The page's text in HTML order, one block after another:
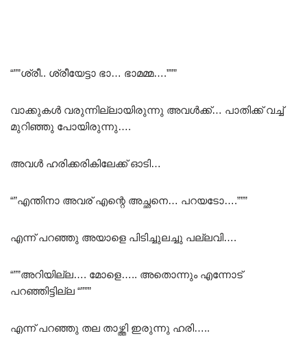
“””ശ്രീ.. ശ്രീയേട്ടാ ഭാ… ഭാമമ്മ….”””
വാക്കുകൾ വരുന്നില്ലായിരുന്നു അവൾക്ക്… പാതിക്ക് വച്ച്
മുറിഞ്ഞു പോയിരുന്നു….
അവൾ ഹരിക്കരികിലേക്ക് ഓടി…
“”എന്തിനാ അവര് എന്റെ അച്ഛനെ… പറയടോ….”””
എന്ന് പറഞ്ഞു അയാളെ പിടിച്ചുലച്ചു പല്ലവി….
“””അറിയില്ല…. മോളെ….. അതൊന്നും എന്നോട്
പറഞ്ഞിട്ടില്ല “”””
എന്ന് പറഞ്ഞു തല താഴ്ത്തി ഇരുന്നു ഹരി…..